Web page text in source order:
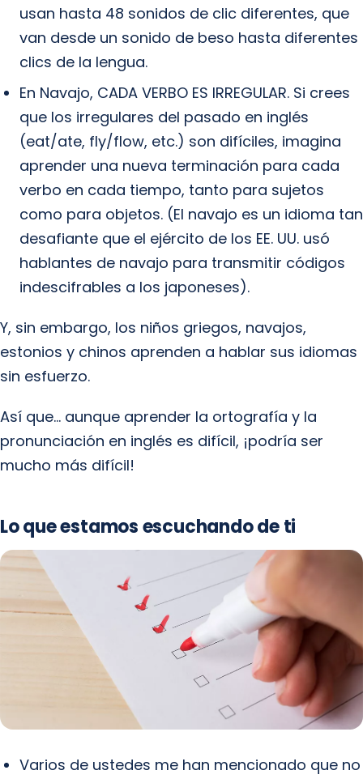
usan hasta 48 sonidos de clic diferentes, que
van desde un sonido de beso hasta diferentes
clics de la lengua.
En Navajo, CADA VERBO ES IRREGULAR. Si crees
que los irregulares del pasado en inglés
(eat/ate, fly/flow, etc.) son difíciles, imagina
aprender una nueva terminación para cada
verbo en cada tiempo, tanto para sujetos
como para objetos. (El navajo es un idioma tan
desafiante que el ejército de los EE. UU. usó
hablantes de navajo para transmitir códigos
indescifrables a los japoneses).
Y, sin embargo, los niños griegos, navajos,
estonios y chinos aprenden a hablar sus idiomas
sin esfuerzo.
Así que… aunque aprender la ortografía y la
pronunciación en inglés es difícil, ¡podría ser
mucho más difícil!
Lo que estamos escuchando de ti
Varios de ustedes me han mencionado que no